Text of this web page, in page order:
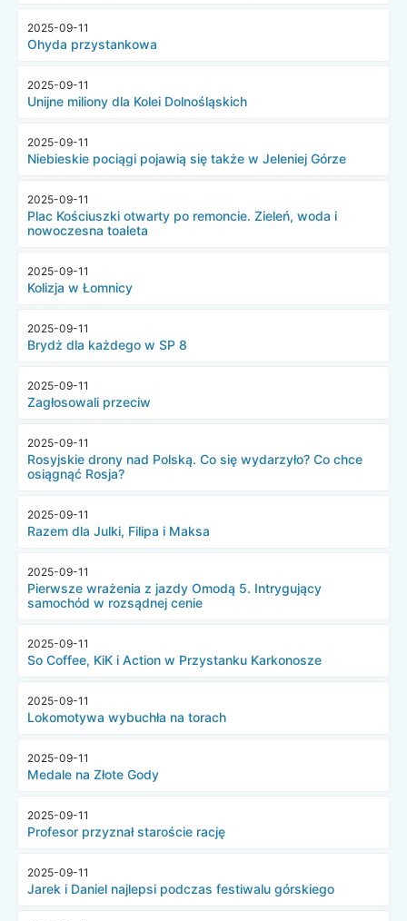
2025-09-11
Ohyda przystankowa
2025-09-11
Unijne miliony dla Kolei Dolnośląskich
2025-09-11
Niebieskie pociągi pojawią się także w Jeleniej Górze
2025-09-11
Plac Kościuszki otwarty po remoncie. Zieleń, woda i
nowoczesna toaleta
2025-09-11
Kolizja w Łomnicy
2025-09-11
Brydż dla każdego w SP 8
2025-09-11
Zagłosowali przeciw
2025-09-11
Rosyjskie drony nad Polską. Co się wydarzyło? Co chce
osiągnąć Rosja?
2025-09-11
Razem dla Julki, Filipa i Maksa
2025-09-11
Pierwsze wrażenia z jazdy Omodą 5. Intrygujący
samochód w rozsądnej cenie
2025-09-11
So Coffee, KiK i Action w Przystanku Karkonosze
2025-09-11
Lokomotywa wybuchła na torach
2025-09-11
Medale na Złote Gody
2025-09-11
Profesor przyznał staroście rację
2025-09-11
Jarek i Daniel najlepsi podczas festiwalu górskiego